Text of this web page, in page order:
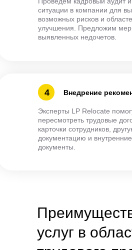
ситуации в компании для
возможных рисков и
улучшения. Предложим
выявленных недочетов.
Внедрение
Эксперты LP Relocate
пересмотреть трудовые
карточки сотрудников,
документацию и
документы.
4
услуг в